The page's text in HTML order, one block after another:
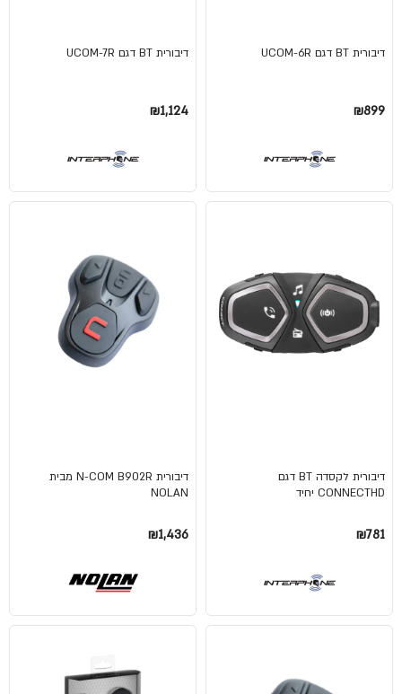
דיבורית BT דגם UCOM-6R
₪899
דיבורית BT דגם UCOM-7R
₪1,124
דיבורית לקסדה BT דגם
CONNECTHD יחיד
₪781
דיבורית N-COM B902R מבית
NOLAN
₪1,436